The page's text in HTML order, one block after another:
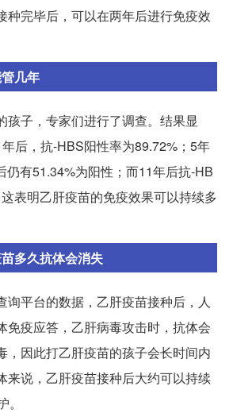
种完毕后，可以在两年后进行免疫效
几年
孩子，专家们进行了调查。结果显
后，抗-HBS阳性率为89.72%；5年
仍有51.34%为阳性；而11年后抗-HB
表明乙肝疫苗的免疫效果可以持续多
多久抗体会消失
询平台的数据，乙肝疫苗接种后，人
免疫应答，乙肝病毒攻击时，抗体会
，因此打乙肝疫苗的孩子会长时间内
来说，乙肝疫苗接种后大约可以持续